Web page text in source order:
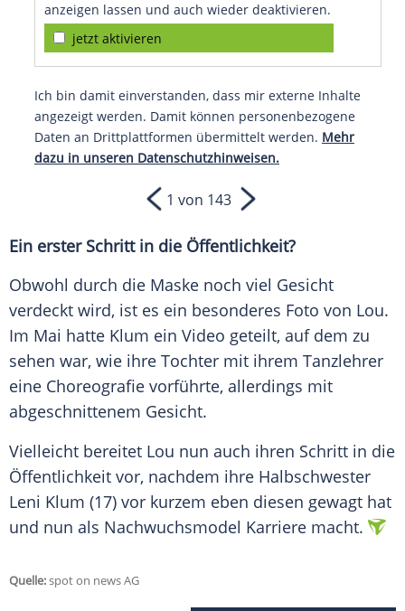
anzeigen lassen und auch wieder deaktivieren.
jetzt aktivieren
Ich bin damit einverstanden, dass mir externe Inhalte
angezeigt werden. Damit können personenbezogene
Daten an Drittplattformen übermittelt werden. Mehr
dazu in unseren Datenschutzhinweisen.
1 von 143
Ein erster Schritt in die Öffentlichkeit?
Obwohl durch die Maske noch viel Gesicht
verdeckt wird, ist es ein besonderes Foto von Lou.
Im Mai hatte Klum ein Video geteilt, auf dem zu
sehen war, wie ihre Tochter mit ihrem Tanzlehrer
eine Choreografie vorführte, allerdings mit
abgeschnittenem Gesicht.
Vielleicht bereitet Lou nun auch ihren Schritt in die
Öffentlichkeit vor, nachdem ihre Halbschwester
Leni Klum (17) vor kurzem eben diesen gewagt hat
und nun als Nachwuchsmodel Karriere macht.
Quelle:spot on news AG